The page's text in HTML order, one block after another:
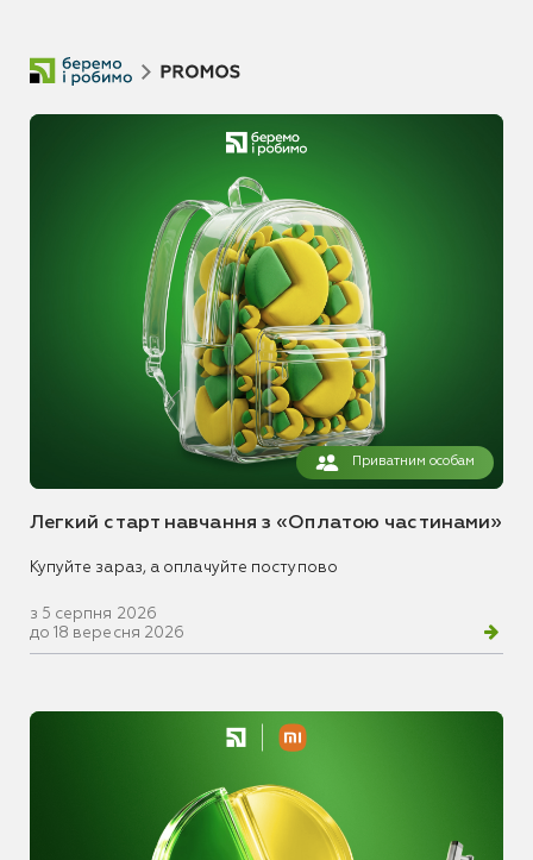
Приватним особам
Легкий старт навчання з «Оплатою частинами»
Купуйте зараз, а оплачуйте поступово
з 5 серпня 2026
до 18 вересня 2026